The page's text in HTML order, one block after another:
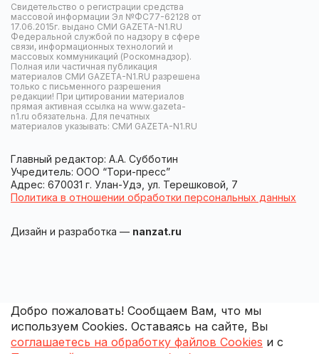
Свидетельство о регистрации средства
массовой информации Эл №ФС77-62128 от
17.06.2015г. выдано СМИ GAZETA-N1.RU
Федеральной службой по надзору в сфере
связи, информационных технологий и
массовых коммуникаций (Роскомнадзор).
Полная или частичная публикация
материалов СМИ GAZETA-N1.RU разрешена
только с письменного разрешения
редакции! При цитировании материалов
прямая активная ссылка на www.gazeta-
n1.ru обязательна. Для печатных
материалов указывать: СМИ GAZETA-N1.RU
Главный редактор: А.А. Субботин
Учредитель: ООО “Тори-пресс”
Адрес: 670031 г. Улан-Удэ, ул. Терешковой, 7
Политика в отношении обработки персональных данных
Дизайн и разработка — nanzat.ru
Добро пожаловать! Сообщаем Вам, что мы
используем Cookies. Оставаясь на сайте, Вы
соглашаетесь на обработку файлов Cookies и с